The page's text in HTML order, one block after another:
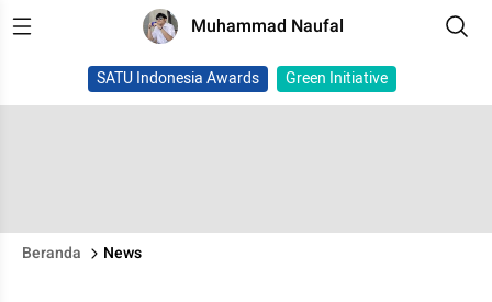
Muhammad Naufal
SATU Indonesia Awards Green Initiative
Beranda News